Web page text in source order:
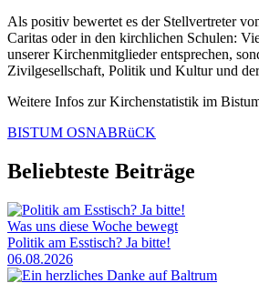
Als positiv bewertet es der Stellvertreter
Caritas oder in den kirchlichen Schulen:
unserer Kirchenmitglieder entsprechen,
Zivilgesellschaft, Politik und Kultur und
Weitere Infos zur Kirchenstatistik im
BISTUM OSNABRüCK
Beliebteste Beiträge
Was uns diese Woche bewegt
Politik am Esstisch? Ja bitte!
06.08.2026